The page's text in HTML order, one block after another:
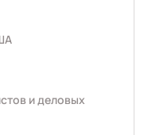
и деловых